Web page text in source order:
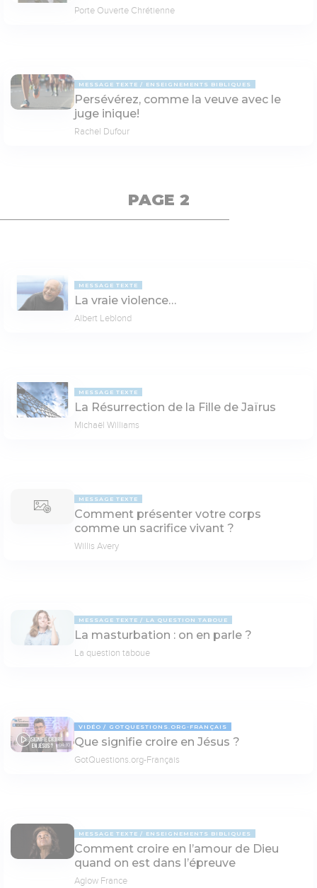
Porte Ouverte Chrétienne
MESSAGE TEXTE ENSEIGNEMENTS BIBLIQUES
Persévérez, comme la veuve avec le
juge inique!
Rachel Dufour
PAGE 2
MESSAGE TEXTE
La vraie violence…
Albert Leblond
MESSAGE TEXTE
La Résurrection de la Fille de Jaïrus
Michaël Williams
MESSAGE TEXTE
Comment présenter votre corps
comme un sacrifice vivant ?
Willis Avery
MESSAGE TEXTE LA QUESTION TABOUE
La masturbation : on en parle ?
La question taboue
04:10
VIDÉO GOTQUESTIONS.ORG-FRANÇAIS
Que signifie croire en Jésus ?
GotQuestions.org-Français
MESSAGE TEXTE ENSEIGNEMENTS BIBLIQUES
Comment croire en l’amour de Dieu
quand on est dans l’épreuve
Aglow France